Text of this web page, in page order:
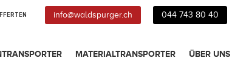
info@waldspurger.ch 044 743 80 40
MATERIALTRANSPORTER ÜBER UNS